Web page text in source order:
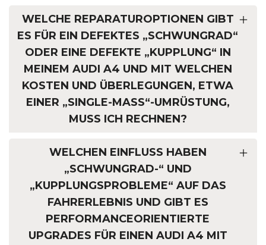
WELCHE REPARATUROPTIONEN GIBT
ES FÜR EIN DEFEKTES „SCHWUNGRAD“
ODER EINE DEFEKTE „KUPPLUNG“ IN
MEINEM AUDI A4 UND MIT WELCHEN
KOSTEN UND ÜBERLEGUNGEN, ETWA
EINER „SINGLE-MASS“-UMRÜSTUNG,
MUSS ICH RECHNEN?
WELCHEN EINFLUSS HABEN
„SCHWUNGRAD-“ UND
„KUPPLUNGSPROBLEME“ AUF DAS
FAHRERLEBNIS UND GIBT ES
PERFORMANCEORIENTIERTE
UPGRADES FÜR EINEN AUDI A4 MIT